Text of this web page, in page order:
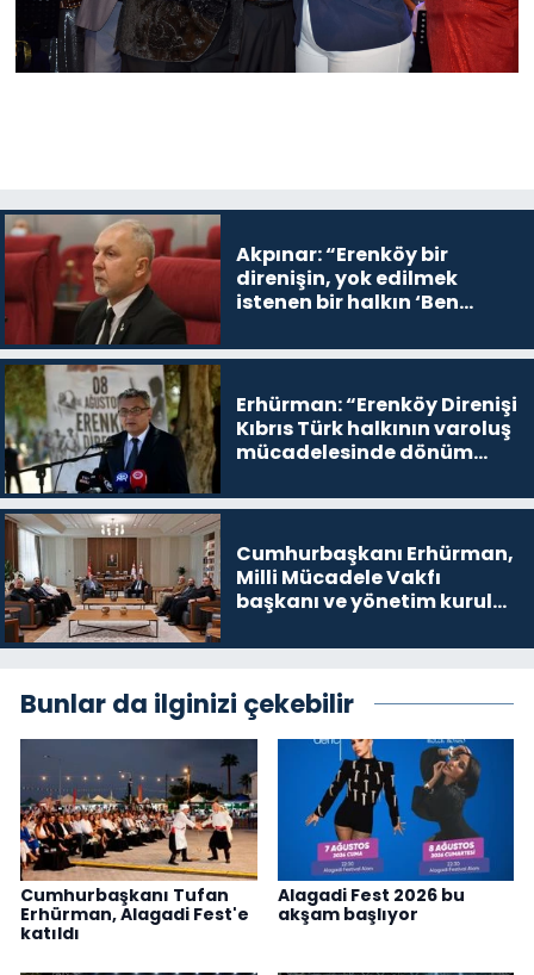
Akpınar: “Erenköy bir
direnişin, yok edilmek
istenen bir halkın ‘Ben
devam edeceğim’ dediği
Erhürman: “Erenköy Direnişi
Kıbrıs Türk halkının varoluş
mücadelesinde dönüm
Cumhurbaşkanı Erhürman,
Milli Mücadele Vakfı
başkanı ve yönetim kurulu
Bunlar da ilginizi çekebilir
Cumhurbaşkanı Tufan
Erhürman, Alagadi Fest'e
katıldı
Alagadi Fest 2026 bu
akşam başlıyor